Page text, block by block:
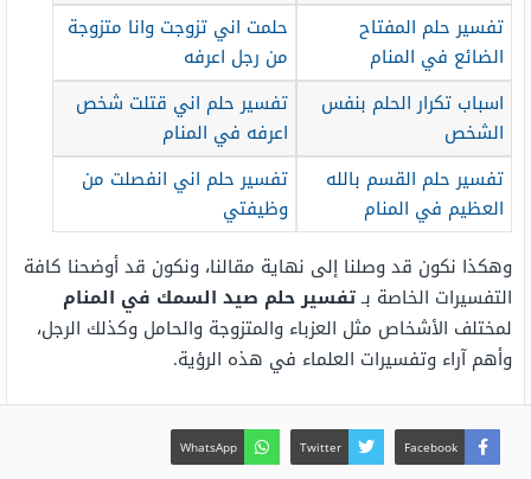
تفسير حلم المفتاح
الضائع في المنام
حلمت اني تزوجت وانا متزوجة
من رجل اعرفه
اسباب تكرار الحلم بنفس
الشخص
تفسير حلم اني قتلت شخص
اعرفه في المنام
تفسير حلم القسم بالله
العظيم في المنام
تفسير حلم اني انفصلت من
وظيفتي
وهكذا نكون قد وصلنا إلى نهاية مقالنا، ونكون قد أوضحنا كافة
التفسيرات الخاصة بـتفسير حلم صيد السمك في المنام
لمختلف الأشخاص مثل العزباء والمتزوجة والحامل وكذلك الرجل،
وأهم آراء وتفسيرات العلماء في هذه الرؤية.
Facebook
Twitter
WhatsApp